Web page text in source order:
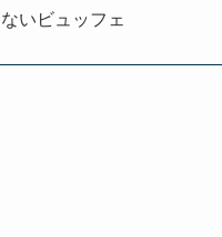
いビュッフェ